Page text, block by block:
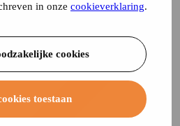
in onze cookieverklaring.
cookies
toestaan